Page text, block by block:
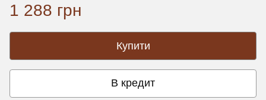
1 288 грн
Купити
В кредит